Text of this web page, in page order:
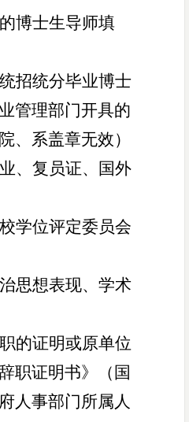
博士生导师填
招统分毕业博士
管理部门开具的
、系盖章无效）
、复员证、国外
学位评定委员会
思想表现、学术
的证明或原单位
职证明书》（国
人事部门所属人